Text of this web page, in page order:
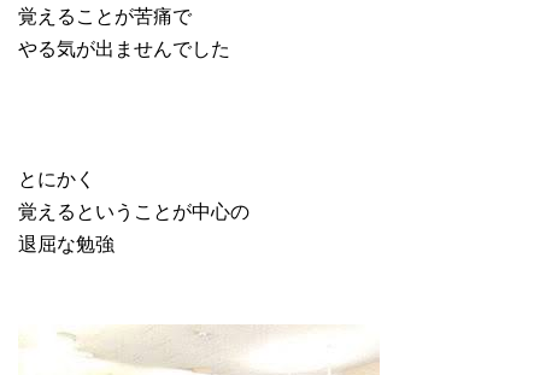
覚えることが苦痛で
やる気が出ませんでした
とにかく
覚えるということが中心の
退屈な勉強